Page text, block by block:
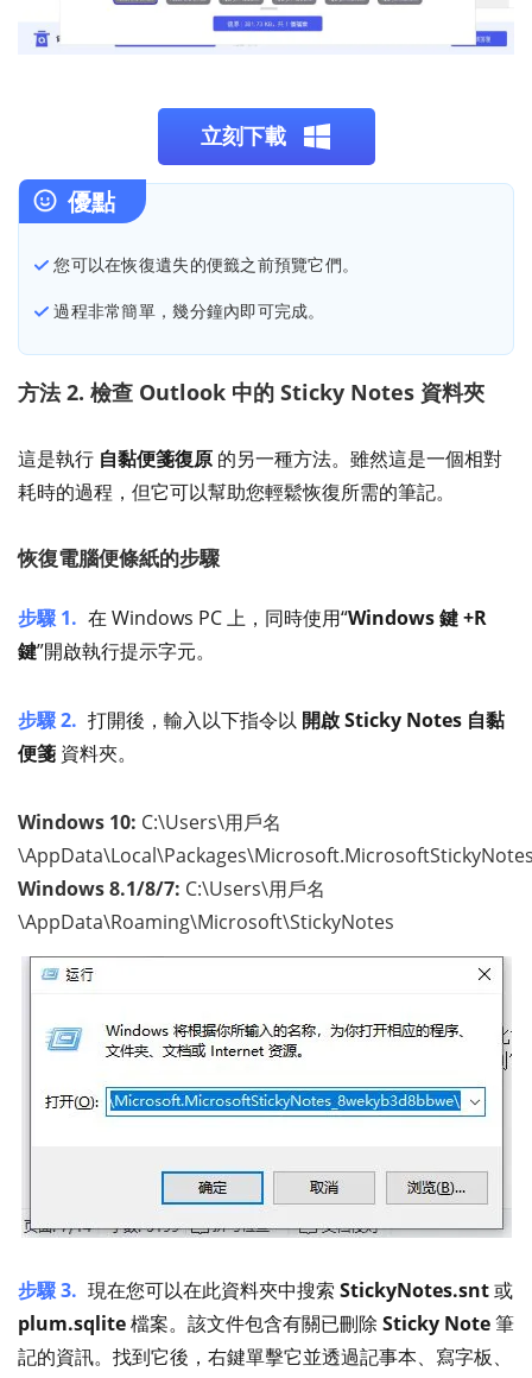
立刻下載
優點
您可以在恢復遺失的便籤之前預覽它們。
過程非常簡單，幾分鐘內即可完成。
方法 2. 檢查 Outlook 中的 Sticky Notes 資料夾
這是執行 自黏便箋復原 的另一種方法。雖然這是一個相對
耗時的過程，但它可以幫助您輕鬆恢復所需的筆記。
恢復電腦便條紙的步驟
步驟 1. 在 Windows PC 上，同時使用“Windows 鍵 +R
鍵”開啟執行提示字元。
步驟 2. 打開後，輸入以下指令以 開啟 Sticky Notes 自黏
便箋 資料夾。
Windows 10: C:\Users\用戶名
Windows 8.1/8/7: C:\Users\用戶名
\AppData\Roaming\Microsoft\StickyNotes
步驟 3. 現在您可以在此資料夾中搜索 StickyNotes.snt或
plum.sqlite檔案。該文件包含有關已刪除 Sticky Note筆
記的資訊。找到它後，右鍵單擊它並透過記事本、寫字板、